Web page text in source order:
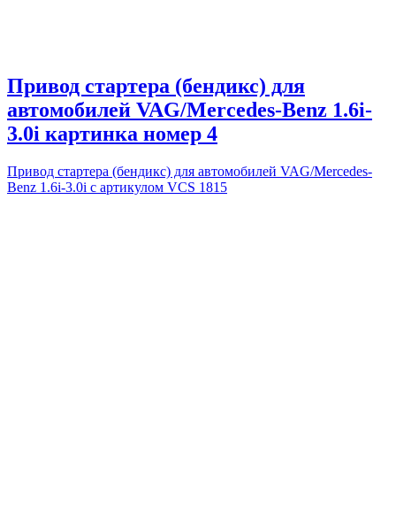
Привод стартера (бендикс) для
автомобилей VAG/Mercedes-Benz 1.6i-
3.0i картинка номер 4
Привод стартера (бендикс) для автомобилей VAG/Mercedes-
Benz 1.6i-3.0i с артикулом VCS 1815